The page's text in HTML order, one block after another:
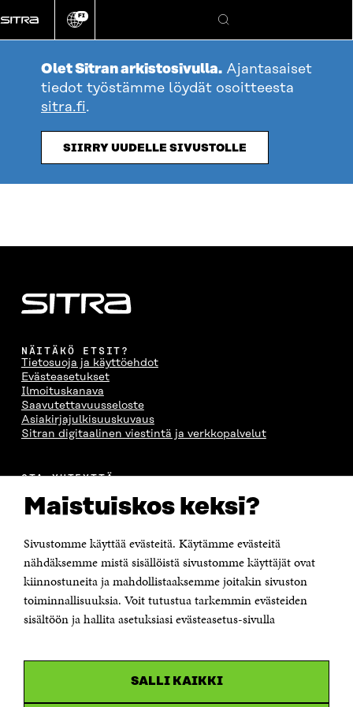
Maistuiskos keksi?
Sivustomme käyttää evästeitä. Käytämme evästeitä
nähdäksemme mistä sisällöistä sivustomme käyttäjät ovat
kiinnostuneita ja mahdollistaaksemme joitakin sivuston
toiminnallisuuksia. Voit tutustua tarkemmin evästeiden
sisältöön ja hallita asetuksiasi evästeasetus-sivulla
SALLI KAIKKI
suoraan
sisältöön
Vaihda
kieli
FI
Hae
Olet Sitran arkistosivulla. Ajantasaiset
tiedot työstämme löydät osoitteesta
sitra.fi.
SIIRRY UUDELLE SIVUSTOLLE
NÄITÄKÖ ETSIT?
Tietosuoja ja käyttöehdot
Evästeasetukset
Ilmoituskanava
Saavutettavuusseloste
Asiakirjajulkisuuskuvaus
Sitran digitaalinen viestintä ja verkkopalvelut
OTA YHTEYTTÄ
Itämerenkatu 11-13, PL 160,
00181 Helsinki
Puhelin +358 294 618 991
Sähköpostiosoite
Saapumisohjeet
Y-tunnus 0202132-3